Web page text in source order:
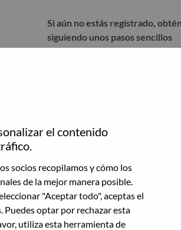
el contenido
socios recopilamos y cómo los
de la mejor manera posible.
"Aceptar todo", aceptas el
Puedes optar por rechazar esta
utiliza esta herramienta de
Si aún no estás registrado,
siguiendo unos pasos sencillos